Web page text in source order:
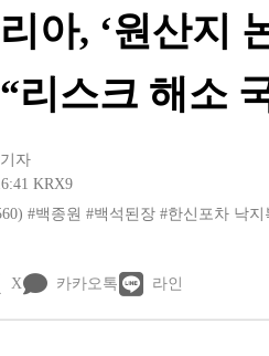
아, ‘원산지
스크 해소
자
KRX9
#백종원 #백석된장 #한신포차 낙지
X 카카오톡 라인